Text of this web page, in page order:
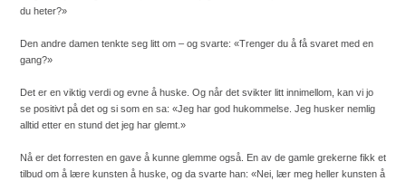
du heter?»
Den andre damen tenkte seg litt om – og svarte: «Trenger du å få svaret med en
gang?»
Det er en viktig verdi og evne å huske. Og når det svikter litt innimellom, kan vi jo
se positivt på det og si som en sa: «Jeg har god hukommelse. Jeg husker nemlig
alltid etter en stund det jeg har glemt.»
Nå er det forresten en gave å kunne glemme også. En av de gamle grekerne fikk et
tilbud om å lære kunsten å huske, og da svarte han: «Nei, lær meg heller kunsten å